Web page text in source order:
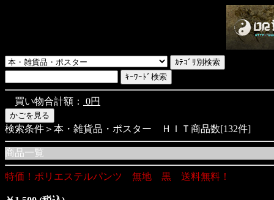
買い物合計額： 0円
検索条件＞本・雑貨品・ポスター ＨＩＴ商品数[132件]
商品一覧
特価！ポリエステルパンツ 無地 黒 送料無料！